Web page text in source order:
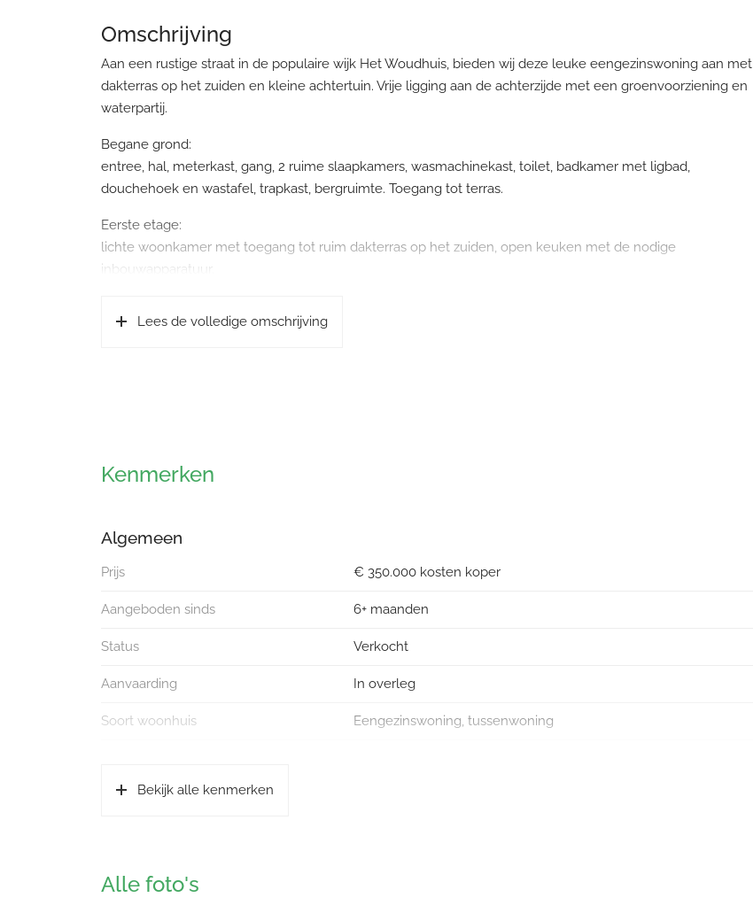
Omschrijving
Aan een rustige straat in de populaire wijk Het Woudhuis, bieden wij deze leuke eengezinswoning aan met
dakterras op het zuiden en kleine achtertuin. Vrije ligging aan de achterzijde met een groenvoorziening en
waterpartij.
Begane grond:
entree, hal, meterkast, gang, 2 ruime slaapkamers, wasmachinekast, toilet, badkamer met ligbad,
douchehoek en wastafel, trapkast, bergruimte. Toegang tot terras.
Eerste etage:
lichte woonkamer met toegang tot ruim dakterras op het zuiden, open keuken met de nodige
inbouwapparatuur.
– bouwjaar 1998;
– volledig geïsoleerd en met energielabel A.
Lees de volledige omschrijving
Kenmerken
Algemeen
Prijs € 350.000 kosten koper
Aangeboden sinds 6+ maanden
Status Verkocht
Aanvaarding In overleg
Soort woonhuis Eengezinswoning, tussenwoning
Bouwjaar
Oppervlakten en inhoud
Bekijk alle kenmerken
Alle foto's